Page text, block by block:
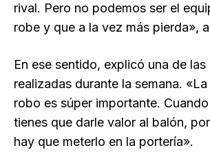
rival. Pero no podemos ser el
robe y que a la vez más pierda»,
En ese sentido, explicó una de
realizadas durante la semana.
robo es súper importante.
tienes que darle valor al balón,
hay que meterlo en la portería».